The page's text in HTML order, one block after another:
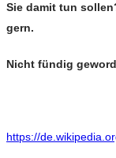
Sie damit tun
gern.
Nicht fündig
https://